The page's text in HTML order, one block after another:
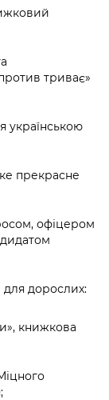
триває»
українською
прекрасне
офіцером
для дорослих:
книжкова